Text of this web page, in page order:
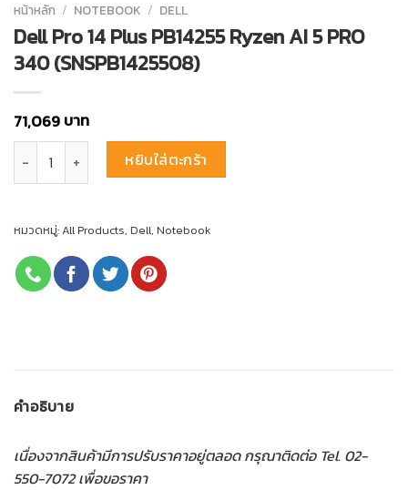
หน้าหลัก / NOTEBOOK / DELL
Dell Pro 14 Plus PB14255 Ryzen AI 5 PRO
340 (SNSPB1425508)
71,069บาท
จำนวน Dell Pro 14 Plus PB14255 Ryzen AI 5 PRO 340
หยิบใส่ตะกร้า
หมวดหมู่:All Products, Dell, Notebook
คำอธิบาย
เนื่องจากสินค้ามีการปรับราคาอยู่ตลอด กรุณาติดต่อ Tel. 02-
550-7072 เพื่อขอราคา